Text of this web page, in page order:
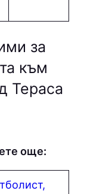
за
към
Тераса
още: